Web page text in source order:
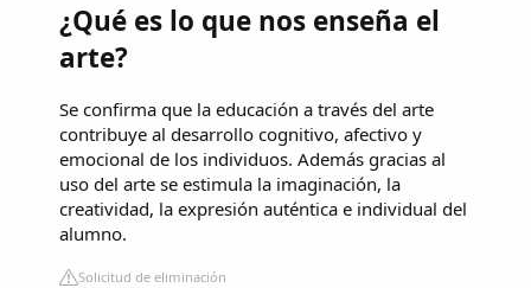
¿Qué es lo que nos enseña el
arte?
Se confirma que la educación a través del arte
contribuye al desarrollo cognitivo, afectivo y
emocional de los individuos. Además gracias al
uso del arte se estimula la imaginación, la
creatividad, la expresión auténtica e individual del
alumno.
Solicitud de eliminación